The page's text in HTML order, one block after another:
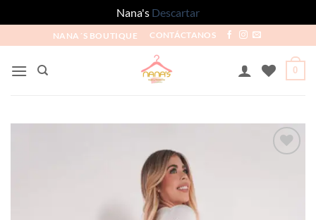
Nana's Descartar
NANA´S BOUTIQUE CONTÁCTANOS
0